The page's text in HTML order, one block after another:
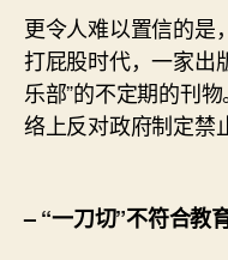
更令人难以置信的是
打屁股时代，一家出
乐部”的不定期的刊
络上反对政府制定禁
– “一刀切”不符合教